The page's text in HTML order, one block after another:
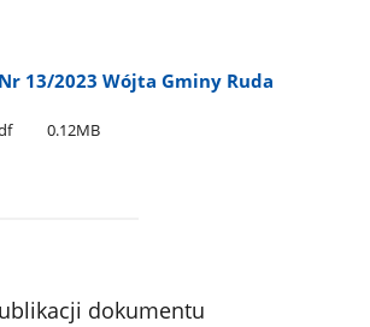
13/2023 Wójta Gminy Ruda
0.12MB
dokumentu